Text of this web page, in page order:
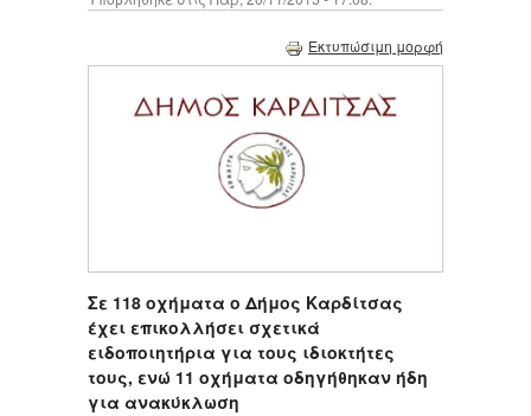
Εκτυπώσιμη μορφή
Σε 118 οχήματα ο Δήμος Καρδίτσας
έχει επικολλήσει σχετικά
ειδοποιητήρια για τους ιδιοκτήτες
τους, ενώ 11 οχήματα οδηγήθηκαν ήδη
για ανακύκλωση